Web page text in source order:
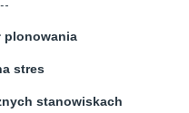
plonowania
stres
stanowiskach